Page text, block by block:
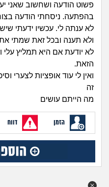
פשוט הודעה ושחשוב שאני
בהפתעה. ניסחתי הודעה
לא ענתה לי. עכשיו ידעתי
ולא תענה ובכל זאת שמתי
לא יודעת אם היא תמליץ
הזאת.
ואין לי עוד אופציות לצערי
זה
מה הייתם עושים
הזמן דווח